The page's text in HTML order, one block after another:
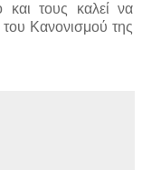
τους καλεί να
Κανονισμού της